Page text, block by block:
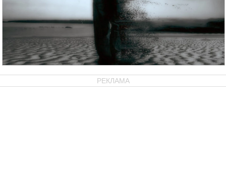
РЕКЛАМА